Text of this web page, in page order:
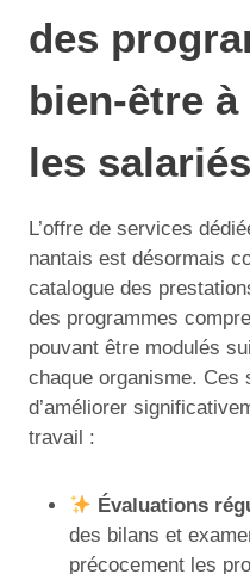
des
bien-être
les salariés
L’offre de services
nantais est désormais
catalogue des
des programmes
pouvant être modulés
chaque organisme. Ces
d’améliorer
travail :
Évaluations
des bilans et
précocement les